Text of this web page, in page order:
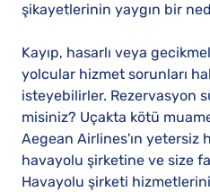
şikayetlerinin yaygın bir
Kayıp, hasarlı veya
yolcular hizmet sorunları
isteyebilirler. Rezervasyon
misiniz? Uçakta kötü
Aegean Airlines'ın yetersiz
havayolu şirketine ve size
Havayolu şirketi